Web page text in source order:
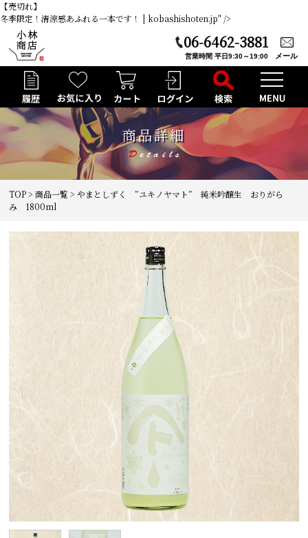
【売切れ】
冬季限定！清涼感あふれる一本です！ | kobashishoten.jp" />
メール
06-6462-3881
営業時間 平日9:30～19:00
商品詳細
TOP>商品一覧 > やまとしずく ”ユキノヤマト” 純米吟醸生 おりがら
み 1800ml